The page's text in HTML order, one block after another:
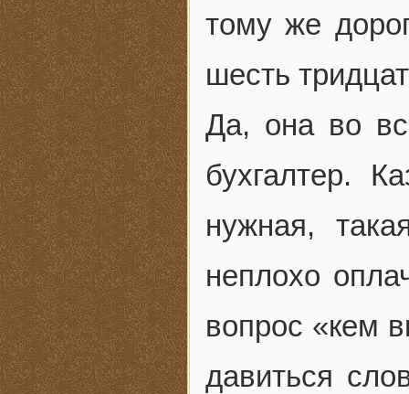
тому же
шесть
Да, она во
бухгалтер.
нужная,
неплохо
вопрос «кем
давиться